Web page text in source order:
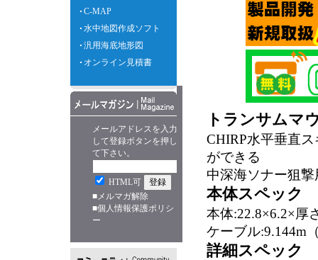
C-MAP
水中地図作成ソフト
汎用海底地形図
オンライン見積書
メールアドレスを入力
して登録ボタンを押し
て下さい。
HTML可
■メルマガ解除
■個人情報保護ポリシ
ー
トランサムマ
CHIRP水平垂直
ができる
中深海ソナー狙
本体スペック
本体:22.8×6.2×厚
ケーブル:9.144m
詳細スペック